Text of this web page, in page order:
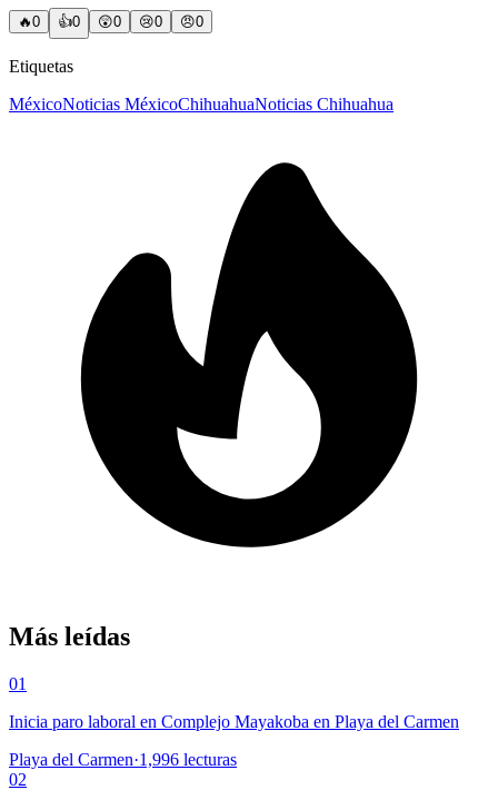
🔥0 👍0 😲0 😢0 😠0
Etiquetas
MéxicoNoticias MéxicoChihuahuaNoticias Chihuahua
Más leídas
01
Inicia paro laboral en Complejo Mayakoba en Playa del Carmen
Playa del Carmen·1,996 lecturas
02